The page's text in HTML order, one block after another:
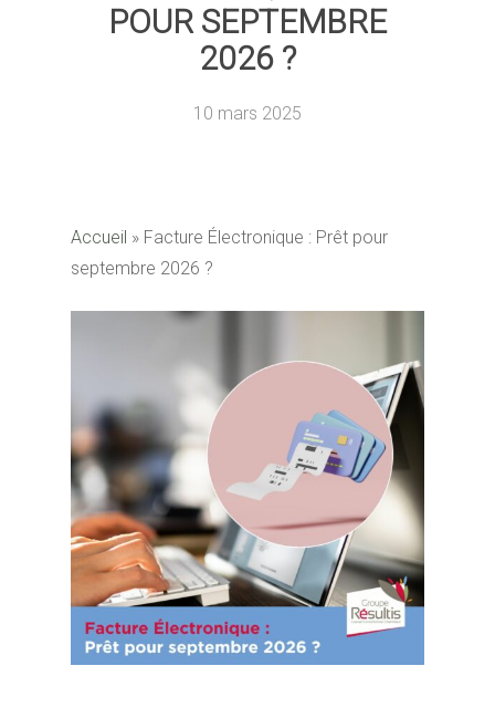
POUR SEPTEMBRE
2026 ?
10 mars 2025
Accueil » Facture Électronique : Prêt pour
septembre 2026 ?